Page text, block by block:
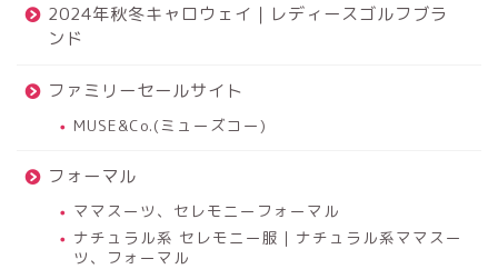
2024年秋冬キャロウェイ｜レディースゴルフブラ
ンド
ファミリーセールサイト
MUSE&Co.(ミューズコー)
フォーマル
ママスーツ、セレモニーフォーマル
ナチュラル系 セレモニー服｜ナチュラル系ママスー
ツ、フォーマル